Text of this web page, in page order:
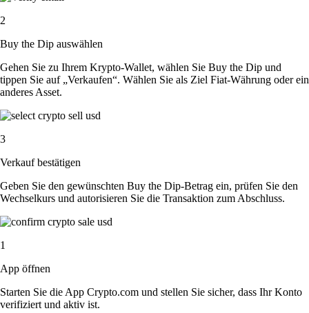
2
Buy the Dip auswählen
Gehen Sie zu Ihrem Krypto-Wallet, wählen Sie Buy the Dip und
tippen Sie auf „Verkaufen“. Wählen Sie als Ziel Fiat-Währung oder ein
anderes Asset.
3
Verkauf bestätigen
Geben Sie den gewünschten Buy the Dip-Betrag ein, prüfen Sie den
Wechselkurs und autorisieren Sie die Transaktion zum Abschluss.
1
App öffnen
Starten Sie die App Crypto.com und stellen Sie sicher, dass Ihr Konto
verifiziert und aktiv ist.